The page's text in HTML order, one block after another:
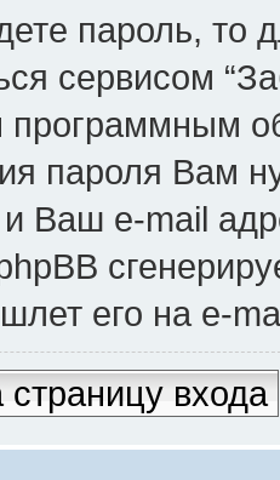
пароль, то
сервисом
программным
пароля Вам
и Ваш e-mail
его на e-
входа